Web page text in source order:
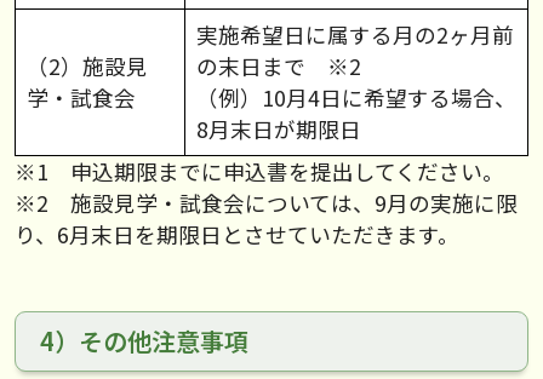
（2）施設見
学・試食会
実施希望日に属する月の2ヶ月前
の末日まで ※2
（例）10月4日に希望する場合、
8月末日が期限日
※1 申込期限までに申込書を提出してください。
※2 施設見学・試食会については、9月の実施に限
り、6月末日を期限日とさせていただきます。
4）その他注意事項